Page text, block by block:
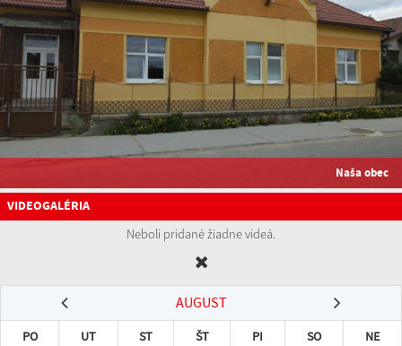
Naša obec
VIDEOGALÉRIA
Neboli pridané žiadne videá.
AUGUST
PO UT ST ŠT PI SO
NE